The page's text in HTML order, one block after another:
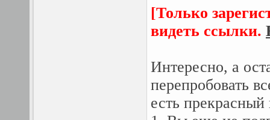
[Только
видеть ссылки.
Интересно, а
перепробовать
есть